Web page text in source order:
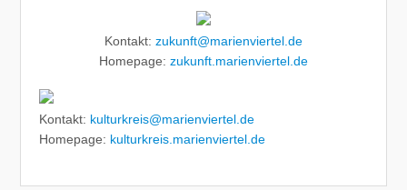
Kontakt: zukunft@marienviertel.de
Homepage: zukunft.marienviertel.de
Kontakt: kulturkreis@marienviertel.de
Homepage: kulturkreis.marienviertel.de